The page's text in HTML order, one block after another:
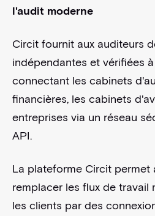
l'audit moderne
Circit fournit aux auditeurs
indépendantes et vérifiées
connectant les cabinets
financières, les cabinets
entreprises via un réseau
API.
La plateforme Circit permet
remplacer les flux de travail
les clients par des